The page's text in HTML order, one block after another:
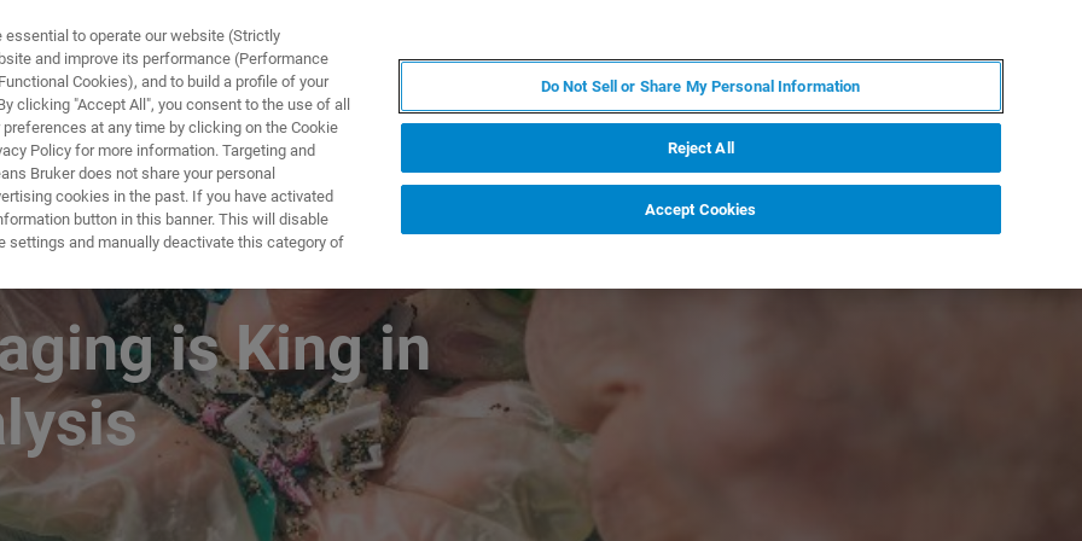
제품 및 솔루션
is King in
to operate our website (Strictly
and improve its performance (Performance
Cookies), and to build a profile of your
clicking "Accept All", you consent to the use of all
at any time by clicking on the Cookie
Policy for more information. Targeting and
Bruker does not share your personal
cookies in the past. If you have activated
button in this banner. This will disable
settings and manually deactivate this category of
Do Not Sell or Share My Personal Information
Reject All
Accept Cookies